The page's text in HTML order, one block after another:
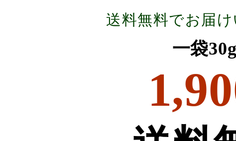
送料無料でお届け
一袋